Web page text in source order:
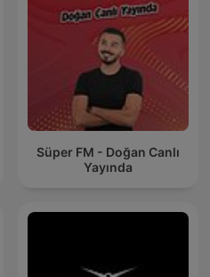
Süper FM - Doğan Canlı
Yayında